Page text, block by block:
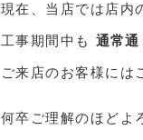
現在、当店では店内
工事期間中も 通常通
ご来店のお客様には
何卒ご理解のほどよ